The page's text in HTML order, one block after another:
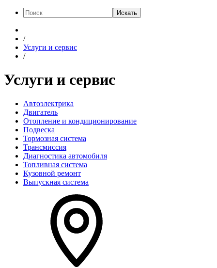
Искать
/
Услуги и сервис
/
Услуги и сервис
Автоэлектрика
Двигатель
Отопление и кондиционирование
Подвеска
Тормозная система
Трансмиссия
Диагностика автомобиля
Топливная система
Кузовной ремонт
Выпускная система